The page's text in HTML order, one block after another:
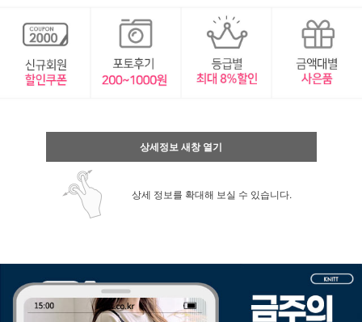
상세정보 새창 열기
상세 정보를 확대해 보실 수 있습니다.